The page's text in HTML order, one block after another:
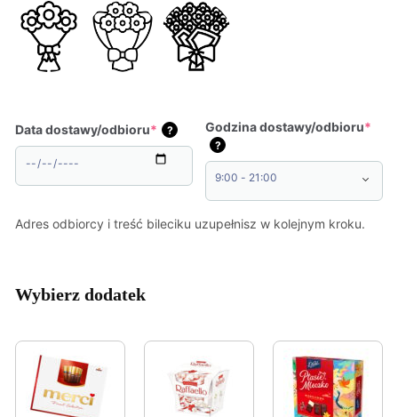
do
369,00 zł
Data dostawy/odbioru* ? Godzina dostawy/odbioru*
?
Adres odbiorcy i treść bileciku uzupełnisz w kolejnym kroku.
Wybierz dodatek